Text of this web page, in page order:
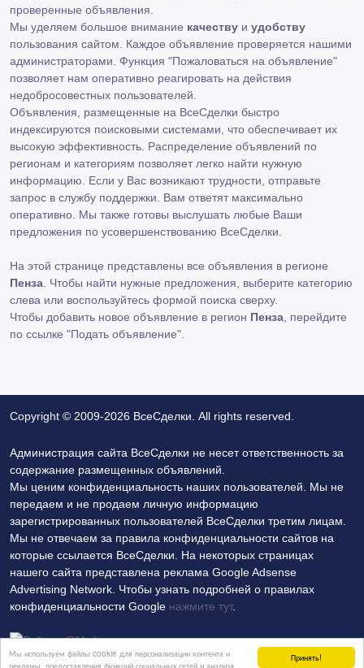
Принять!
Мы используем файлы cookie для персонализации контента и
рекламы, предоставления функций социальных сетей и анализа
проверенные объявления.
Мы уделяем большое внимание качеству и удобству
пользования сайтом. Каждое объявление проверяется нашими
администраторами. Функция "Пожаловаться на объявление"
позволяет нам оперативно реагировать на действия
недобросовестных пользователей.
Объявления, размещенные на ВсеСделки быстро
индексируются поисковыми системами, что обеспечивает их
высокую эффективность. Распределение объявлений по
регионам и категориям позволяет легко найти нужную
информацию. Если у Вас возникают трудности, отправьте
запрос в службу поддержки. Вам ответят максимально
оперативно. Мы также готовы выслушать любые Ваши
предложения по усовершенствованию ВсеСделки.
На этой странице представлены все объявления в регионе
Пенза . Чтобы найти нужные предложения, выберите категорию
слева или воспользуйтесь формой поиска сверху.
Чтобы добавить новое объявление в регион Пенза , перейдите
по ссылке "Подать объявление"
Copyright © 2009-2026 ВсеСделки. All rights reserved.
Администрация сайта ВсеСделки не несет ответственность за
содержание размещенных объявлений.
Мы ценим конфиденциальность наших пользователей. Мы не
передаем и не продаем личную информацию
зарегистрированных пользователей ВсеСделки третим лицам.
Мы не отвечаем за правила конфиденциальности сайтов на
которые ссылается ВсеСделки. На некоторых страницах
нашего сайта представлена реклама Google Adsense
Advertising Network. Чтобы узнать подробней о правилах
конфиденциальности Google нажмите тут.